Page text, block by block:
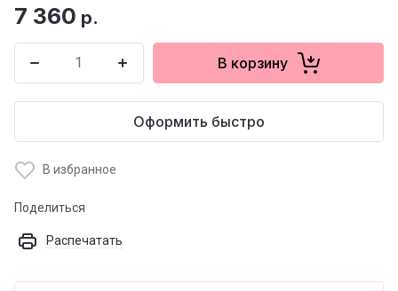
7 360 р.
В корзину
Оформить быстро
В избранное
Поделиться
Распечатать